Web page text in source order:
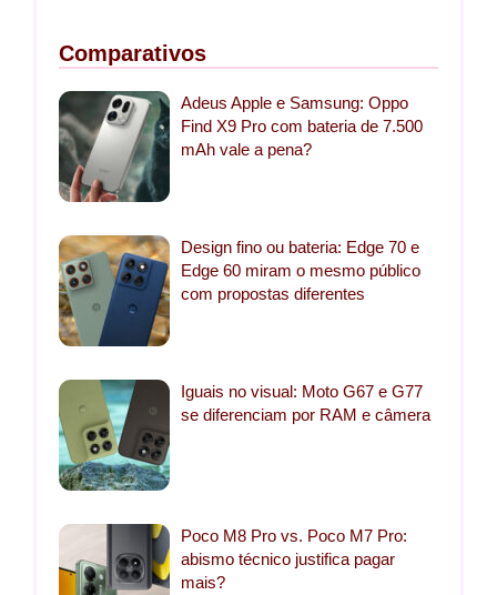
Comparativos
Adeus Apple e Samsung: Oppo
Find X9 Pro com bateria de 7.500
mAh vale a pena?
Design fino ou bateria: Edge 70 e
Edge 60 miram o mesmo público
com propostas diferentes
Iguais no visual: Moto G67 e G77
se diferenciam por RAM e câmera
Poco M8 Pro vs. Poco M7 Pro:
abismo técnico justifica pagar
mais?